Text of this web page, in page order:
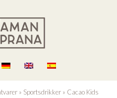
» Sportsdrikker» Cacao Kids